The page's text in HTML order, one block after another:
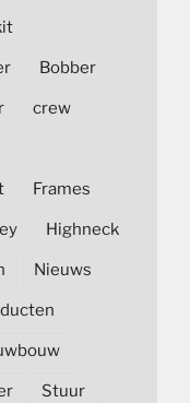
Bobber
crew
Frames
Highneck
Nieuws
Stuur